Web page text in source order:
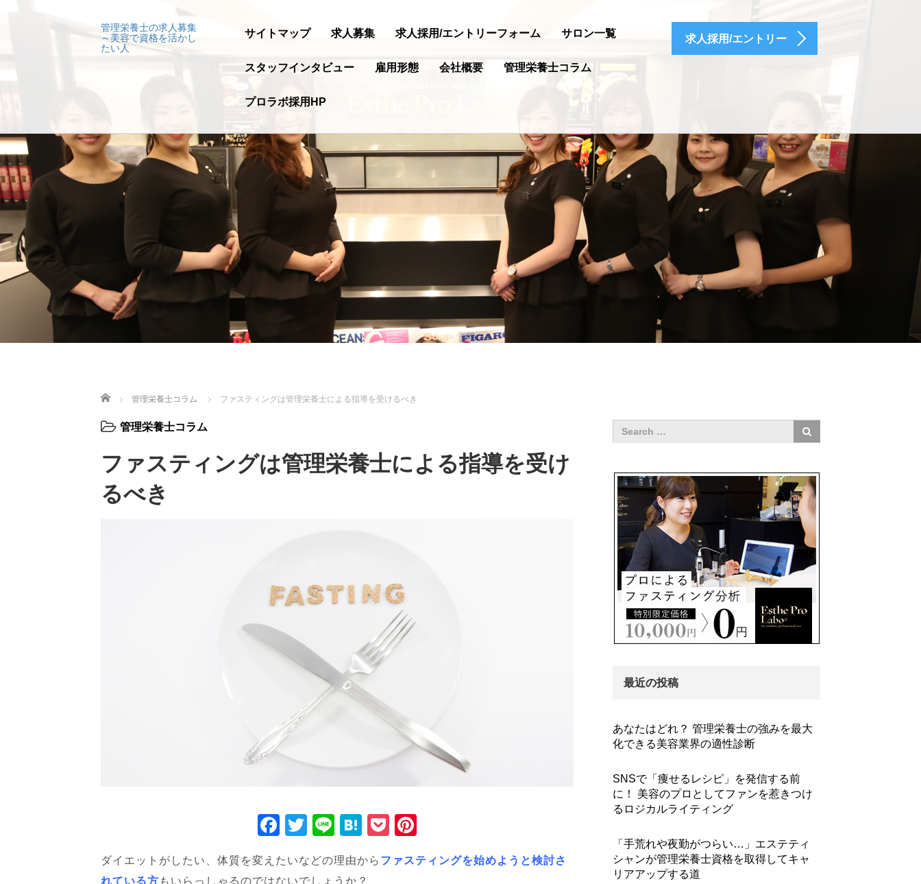
管理栄養士の求人募集
～美容で資格を活かし
たい人
サイトマップ 求人募集 求人採用/エントリーフォーム サロン一覧
スタッフインタビュー 雇用形態 会社概要 管理栄養士コラム
プロラボ採用HP
求人採用/エントリー
ホーム 管理栄養士コラム ファスティングは管理栄養士による指導を受けるべき
管理栄養士コラム
ファスティングは管理栄養士による指導を受け
るべき
F
c
T
tt
Li
e
H
e
P
ck er
ダイエットがしたい、体質を変えたいなどの理由から ファスティングを始めようと検討さ
れている方 もいらっしゃるのではないでしょうか？
最近の投稿
あなたはどれ？ 管理栄養士の強みを最大
化できる美容業界の適性診断
SNSで「痩せるレシピ」を発信する前
に！ 美容のプロとしてファンを惹きつけ
るロジカルライティング
「手荒れや夜勤がつらい…」エステティ
シャンが管理栄養士資格を取得してキャ
リアアップする道